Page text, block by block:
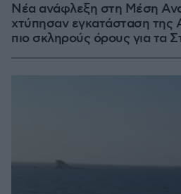
Νέα ανάφλεξη στη Μέση
χτύπησαν εγκατάσταση της
πιο σκληρούς όρους για τα